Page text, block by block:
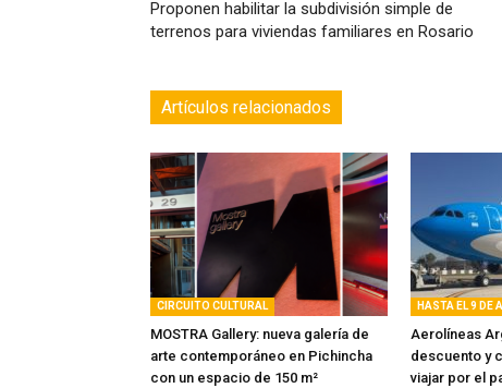
Proponen habilitar la subdivisión simple de
terrenos para viviendas familiares en Rosario
Artículos relacionados
CIRCUITO CULTURAL
MOSTRA Gallery: nueva galería de
arte contemporáneo en Pichincha
con un espacio de 150 m²
HASTA EL 9 DE
Aerolíneas
descuento y
viajar por el